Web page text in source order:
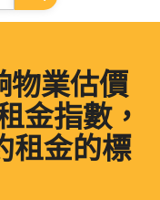
物業估價
金指數，
租金的標